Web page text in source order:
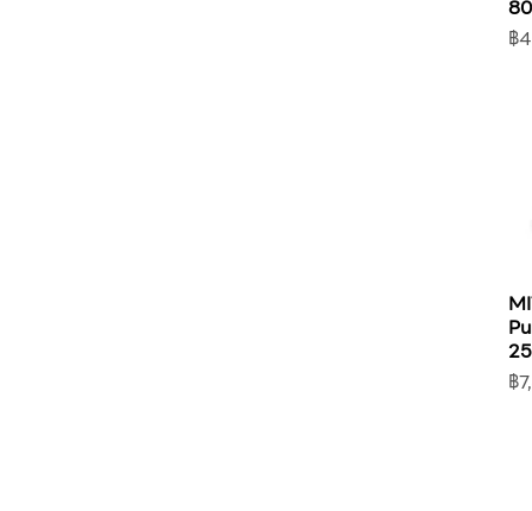
ร
฿
รา
฿